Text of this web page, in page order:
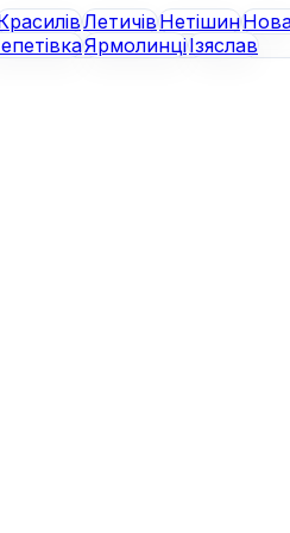
ЛетичівНетішин
ЯрмолинціІзяслав